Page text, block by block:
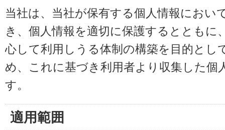
当社は、当社が保有する個人情報におい
き、個人情報を適切に保護するとともに
心して利用しうる体制の構築を目的とし
め、これに基づき利用者より収集した個
す。
適用範囲